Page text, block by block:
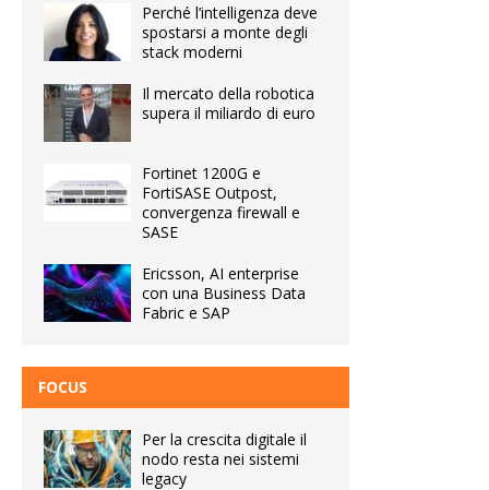
Perché l’intelligenza deve
spostarsi a monte degli
stack moderni
Il mercato della robotica
supera il miliardo di euro
Fortinet 1200G e
FortiSASE Outpost,
convergenza firewall e
SASE
Ericsson, AI enterprise
con una Business Data
Fabric e SAP
FOCUS
Per la crescita digitale il
nodo resta nei sistemi
legacy